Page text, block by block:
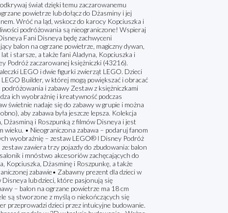
świat dzięki temu zaczarowanemu
powietrze lub dołącz do Dżasminy i jej
Wróć na ląd, wskocz do karocy Kopciuszka i
podróżowania są nieograniczone! Wspieraj
Fani Disneya będę zachwyceni
balon na ogrzane powietrze, magiczny dywan,
i starsze, a także fani Aladyna, Kopciuszka i
Podróż zaczarowanej księżniczki (43216).
LEGO i dwie figurki zwierząt LEGO. Dzieci
Builder, w której mogą powiększać i obracać
i zabawy Zestaw z księżniczkami
ich wyobraźnię i kreatywność podczas
świetnie nadaje się do zabawy w grupie i można
aby zabawa była jeszcze lepsza. Kolekcja
Dżasminą i Roszpunką z filmów Disneya i jest
• Nieograniczona zabawa – podaruj fanom
wyobraźnię – zestaw LEGO® ǀ Disney Podróż
zawiera trzy pojazdy do zbudowania: balon
i mnóstwo akcesoriów zachęcających do
Kopciuszka, Dżasminę i Roszpunkę, a także
zabawie• Zabawny prezent dla dzieci w
lub dzieci, które pasjonują się
– balon na ogrzane powietrze ma 18 cm
są stworzone z myślą o niekończących się
przeprowadzi dzieci przez intuicyjne budowanie.